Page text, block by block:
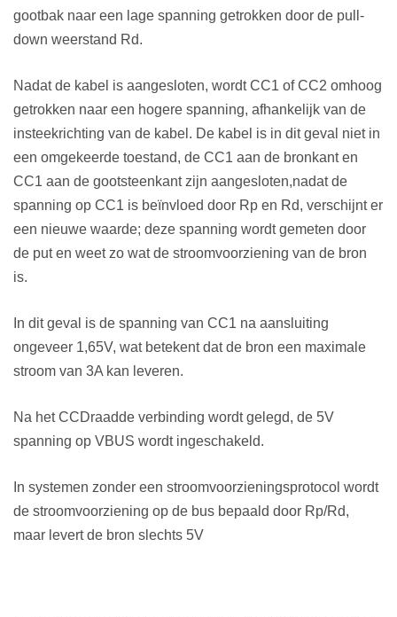
gootbak naar een lage spanning getrokken door de pull-
down weerstand Rd.
Nadat de kabel is aangesloten, wordt CC1 of CC2 omhoog
getrokken naar een hogere spanning, afhankelijk van de
insteekrichting van de kabel. De kabel is in dit geval niet in
een omgekeerde toestand, de CC1 aan de bronkant en
CC1 aan de gootsteenkant zijn aangesloten,nadat de
spanning op CC1 is beïnvloed door Rp en Rd, verschijnt er
een nieuwe waarde; deze spanning wordt gemeten door
de put en weet zo wat de stroomvoorziening van de bron
is.
In dit geval is de spanning van CC1 na aansluiting
ongeveer 1,65V, wat betekent dat de bron een maximale
stroom van 3A kan leveren.
Na het CCDraadde verbinding wordt gelegd, de 5V
spanning op VBUS wordt ingeschakeld.
In systemen zonder een stroomvoorzieningsprotocol wordt
de stroomvoorziening op de bus bepaald door Rp/Rd,
maar levert de bron slechts 5V